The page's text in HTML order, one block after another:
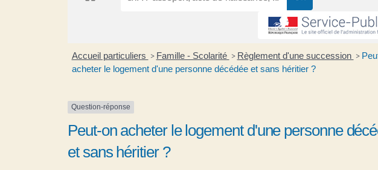
Accueil particuliers > Famille - Scolarité > Règlement d'une succession >
acheter le logement d'une personne décédée et sans héritier ?
Question-réponse
Peut-on acheter le logement d'une personne
et sans héritier ?